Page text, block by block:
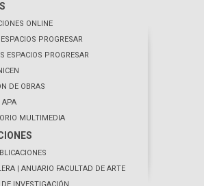
ONLINE
PROGRESAR
ESPACIOS PROGRESAR
DE OBRAS
APA
MULTIMEDIA
| ANUARIO FACULTAD DE ARTE